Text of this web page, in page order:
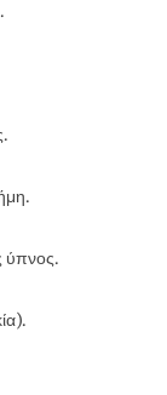
ύπνος.